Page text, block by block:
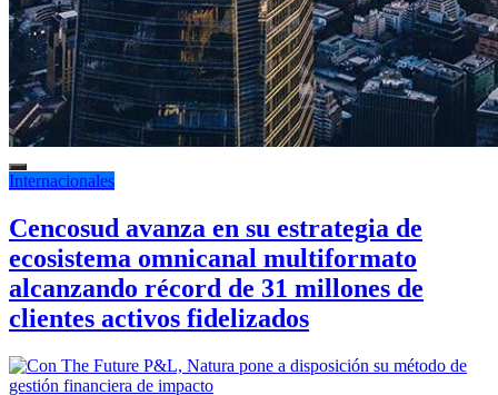
Internacionales
Cencosud avanza en su estrategia de
ecosistema omnicanal multiformato
alcanzando récord de 31 millones de
clientes activos fidelizados